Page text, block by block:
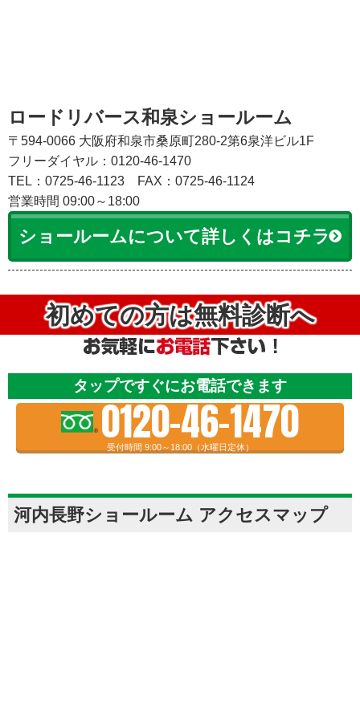
ロードリバース和泉ショールーム
〒594-0066 大阪府和泉市桑原町280-2第6泉洋ビル1F
フリーダイヤル：0120-46-1470
TEL：0725-46-1123
FAX：0725-46-1124
営業時間 09:00～18:00
ショールームについて詳しくはコチラ
初めての方は無料診断へ
タップですぐにお電話できます
0120-46-1470
受付時間 9:00～18:00（水曜日定休）
河内長野ショールーム アクセスマップ